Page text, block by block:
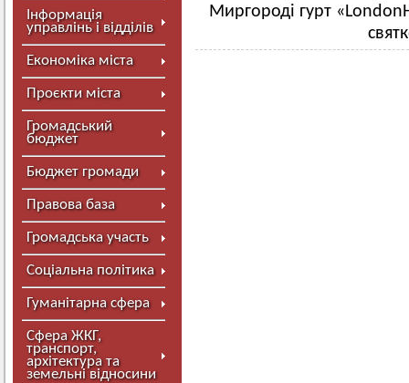
Інформація
управлінь і відділів
Економіка міста
Проєкти міста
Громадський
бюджет
Бюджет громади
Правова база
Громадська участь
Соціальна політика
Гуманітарна сфера
Сфера ЖКГ,
транспорт,
архітектура та
земельні відносини
Миргороді гурт